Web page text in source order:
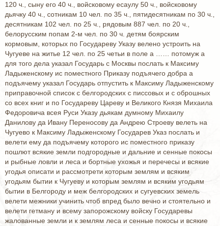
120 ч., сыну его 40 ч., войсковому есаулу 50 ч., войсковому
дьячку 40 ч., сотникам 10 чел. по 35 ч., пятидесятникам по 30 ч.,
десятникам 102 чел. по 25 ч., рядовым 887 чел. по 20 ч.,
белорусским попам 2-м чел. по 30 ч. детям боярским
кормовым, которых по Государеву Указу велено устроить на
Чугуеве на житье 12 чел. по 25 четьи в поле а …… потомуж а
для того дела указал Государь с Москвы послать к Максиму
Ладыженскому ис поместного Приказу подъячего добра а
подъячему указал Государь отпустить к Максиму Ладыженскому
приправочной список с белгородских с писсовых и с оброшных
со всех книг и по Государеву Цареву и Великого Князя Михаила
Федоровича всея Руси Указу дьякам думному Михаилу
Данилову да Ивану Переносову да Андрею Строеву велеть на
Чугуево к Максиму Ладыженскому Государев Указ послать и
велети ему да подъячему которого ис поместного приказу
пошлют всякие земли подгородные и дальние и сенные покосы
и рыбные ловли и леса и бортные ухожья и перечесы и всякие
угодья описати и рассмотрети которым землям и всяким
угодьям бытии к Чугуеву и которым землям и всяким угодьям
бытии в Белгороду и меж белгородских и сугуевских земель
велети межники учинить чтоб впред было вечно и стоятельно и
велети гетману и всему запорожскому войску Государевы
жалованные земли и к землям леса и сенные покосы и всякие